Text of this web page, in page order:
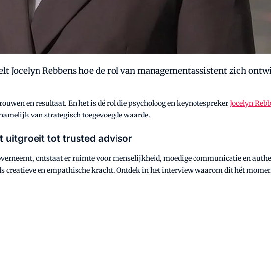
Jocelyn Rebbens hoe de rol van managementassistent zich
en resultaat. En het is dé rol die psycholoog en keynotesprekerJocelyn
van strategisch toegevoegde waarde.
uitgroeit tot trusted advisor
ontstaat er ruimte voor menselijkheid, moedige communicatie en
creatieve en empathische kracht. Ontdek in het interview waarom dit hét